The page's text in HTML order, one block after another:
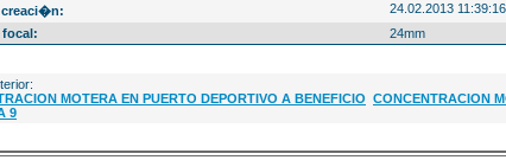
creaci�n:
24.02.2013 11:39:16
24mm
MOTERA EN PUERTO DEPORTIVO A BENEFICIO
9
CONCENTRACION